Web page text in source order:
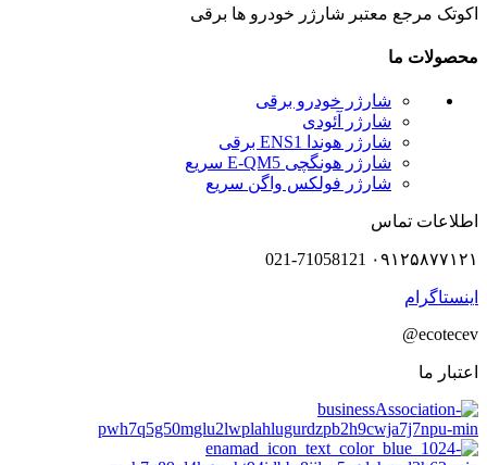
اکوتک مرجع معتبر شارژر خودرو ها برقی
محصولات ما
شارژر خودرو برقی
شارژر آئودی
شارژر هوندا ENS1 برقی
شارژر هونگچی E-QM5 سریع
شارژر فولکس واگن سریع
اطلاعات تماس
۰۹۱۲۵۸۷۷۱۲۱ 021-71058121
اینستاگرام
ecotecev@
اعتبار ما